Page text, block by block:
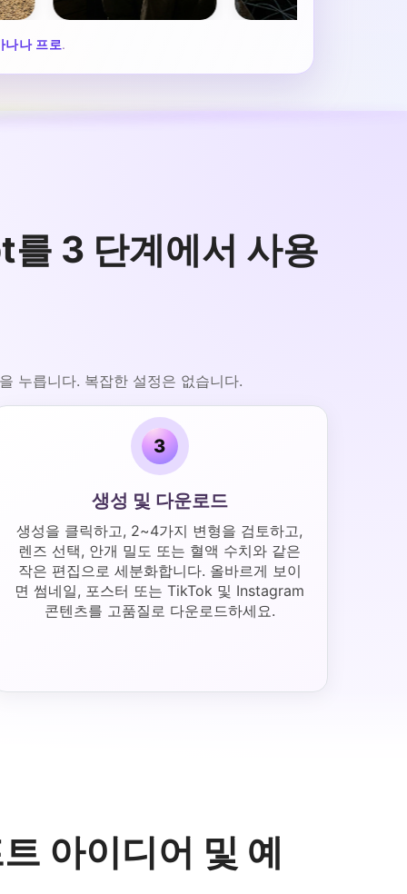
나나 프로.
3 단계에서 사용
누릅니다. 복잡한 설정은 없습니다.
3
생성 및 다운로드
생성을 클릭하고, 2~4가지 변형을 검토하고,
렌즈 선택, 안개 밀도 또는 혈액 수치와 같은
작은 편집으로 세분화합니다. 올바르게 보이
면 썸네일, 포스터 또는 TikTok 및 Instagram
콘텐츠를 고품질로 다운로드하세요.
아이디어 및 예